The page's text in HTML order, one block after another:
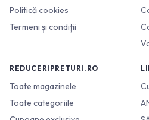
Politică cookies
Termeni și condiții
REDUCERIPRETURI.RO
Toate magazinele
Toate categoriile